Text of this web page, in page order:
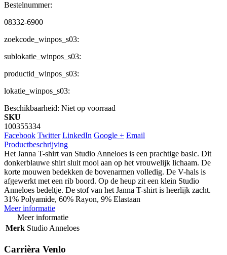
Bestelnummer:
08332-6900
zoekcode_winpos_s03:
sublokatie_winpos_s03:
productid_winpos_s03:
lokatie_winpos_s03:
Beschikbaarheid: Niet op voorraad
SKU
100355334
Facebook Twitter LinkedIn Google + Email
Productbeschrijving
Het Janna T-shirt van Studio Anneloes is een prachtige basic. Dit
donkerblauwe shirt sluit mooi aan op het vrouwelijk lichaam. De
korte mouwen bedekken de bovenarmen volledig. De V-hals is
afgewerkt met een rib boord. Op de heup zit een klein Studio
Anneloes bedeltje. De stof van het Janna T-shirt is heerlijk zacht.
31% Polyamide, 60% Rayon, 9% Elastaan
Meer informatie
Meer informatie
Merk Studio Anneloes
Carrièra Venlo